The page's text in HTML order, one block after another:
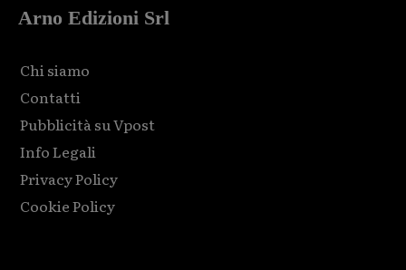
Arno Edizioni Srl
Chi siamo
Contatti
Pubblicità su Vpost
Info Legali
Privacy Policy
Cookie Policy